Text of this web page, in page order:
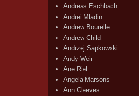
Andreas Eschbach
Andrei Mladin
Andrew Bourelle
Andrew Child
Andrzej Sapkowski
Andy Weir
Ane Riel
Angela Marsons
Ann Cleeves